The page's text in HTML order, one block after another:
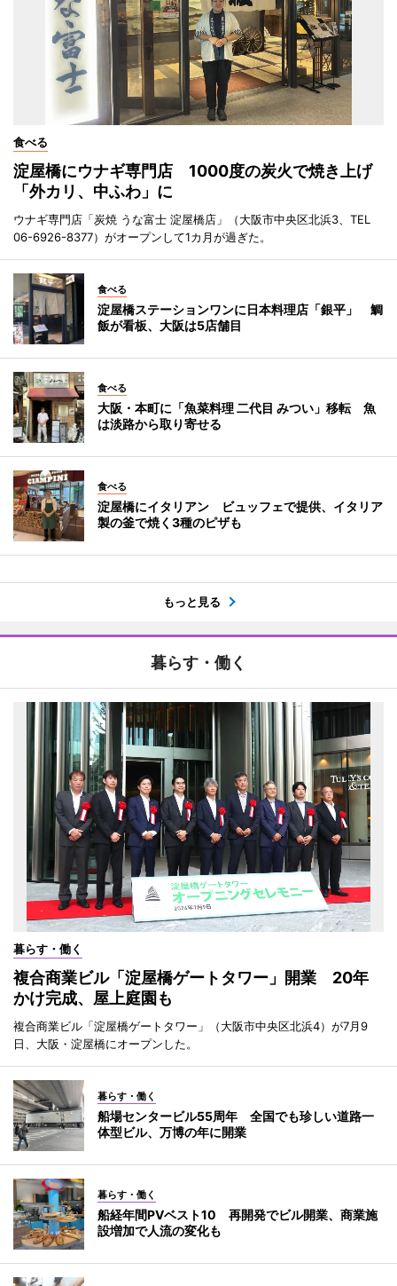
食べる
淀屋橋にウナギ専門店 1000度の炭火で焼き上げ
「外カリ、中ふわ」に
ウナギ専門店「炭焼 うな富士 淀屋橋店」（大阪市中央区北浜3、TEL
06-6926-8377）がオープンして1カ月が過ぎた。
食べる
淀屋橋ステーションワンに日本料理店「銀平」 鯛
飯が看板、大阪は5店舗目
食べる
大阪・本町に「魚菜料理 二代目 みつい」移転 魚
は淡路から取り寄せる
食べる
淀屋橋にイタリアン ビュッフェで提供、イタリア
製の釜で焼く3種のピザも
もっと見る
暮らす・働く
暮らす・働く
複合商業ビル「淀屋橋ゲートタワー」開業 20年
かけ完成、屋上庭園も
複合商業ビル「淀屋橋ゲートタワー」（大阪市中央区北浜4）が7月9
日、大阪・淀屋橋にオープンした。
暮らす・働く
船場センタービル55周年 全国でも珍しい道路一
体型ビル、万博の年に開業
暮らす・働く
船経年間PVベスト10 再開発でビル開業、商業施
設増加で人流の変化も